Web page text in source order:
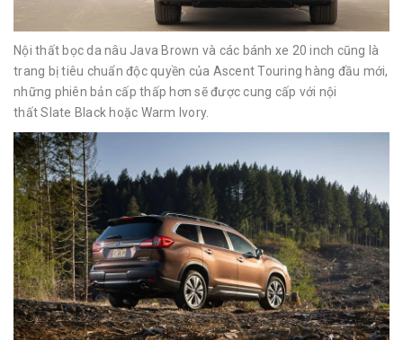
Nội thất bọc da nâu Java Brown và các bánh xe 20 inch cũng là
trang bị tiêu chuẩn độc quyền của Ascent Touring hàng đầu mới,
những phiên bản cấp thấp hơn sẽ được cung cấp với nội
thất Slate Black hoặc Warm Ivory.